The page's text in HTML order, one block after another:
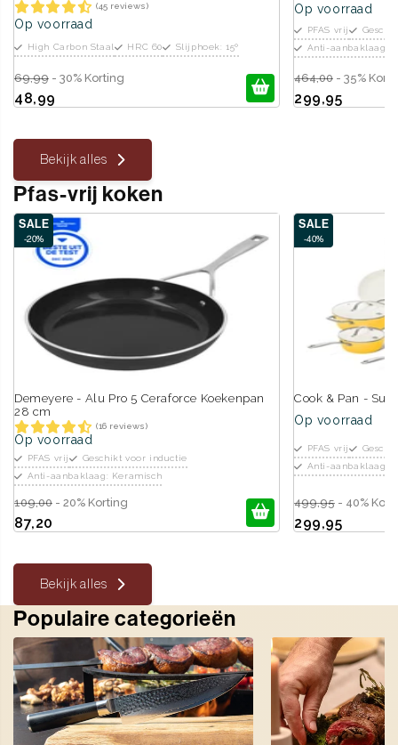
(45 reviews)
Op voorraad
High Carbon Staal HRC 60 Slijphoek: 15º
69,99 - 30% Korting
48,99
Op voorraad
PFAS vrij
Anti-aanbaklaag:
464,00 - 35%
299,95
Bekijk alles
Pfas-vrij koken
SALE
-20%
Demeyere - Alu Pro 5 Ceraforce Koekenpan
28 cm
(16 reviews)
Op voorraad
PFAS vrij
Geschikt voor inductie
Anti-aanbaklaag: Keramisch
109,00 - 20% Korting
87,20
SALE
-40%
Cook & Pan -
Op voorraad
PFAS vrij
Anti-aanbaklaag:
499,95 - 40%
299,95
Bekijk alles
Populaire categorieën